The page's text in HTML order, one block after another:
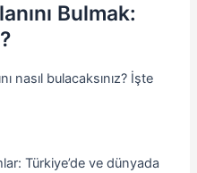
Bulmak:
nasıl bulacaksınız? İşte
Türkiye’de ve dünyada